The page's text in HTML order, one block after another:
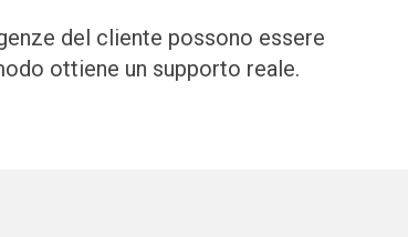
del cliente possono essere
ottiene un supporto reale.